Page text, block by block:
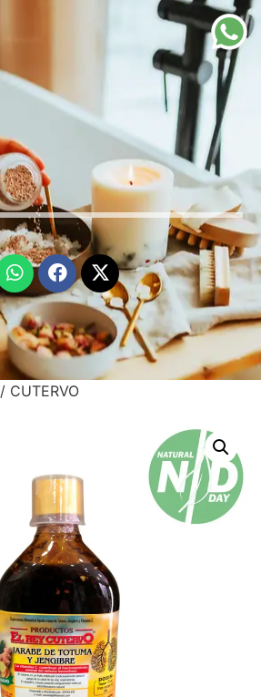
/ CUTERVO